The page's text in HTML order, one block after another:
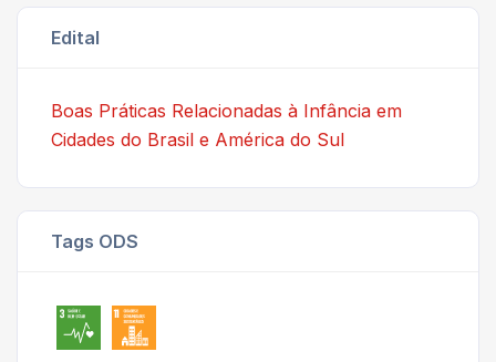
Edital
Boas Práticas Relacionadas à Infância em
Cidades do Brasil e América do Sul
Tags ODS